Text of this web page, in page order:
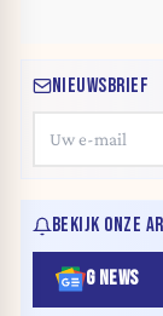
NIEUWSBRIEF
BEKIJK ONZE
G NEWS